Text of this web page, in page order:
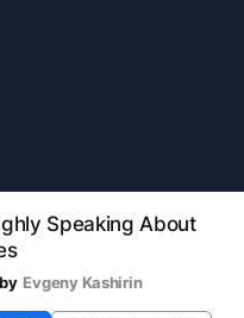
Speaking About
Evgeny Kashirin